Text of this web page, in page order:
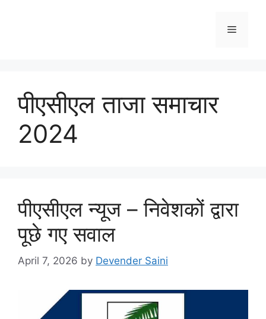
Menu
पीएसीएल ताजा समाचार
2024
पीएसीएल न्यूज – निवेशकों द्वारा
पूछे गए सवाल
April 7, 2026 by Devender Saini